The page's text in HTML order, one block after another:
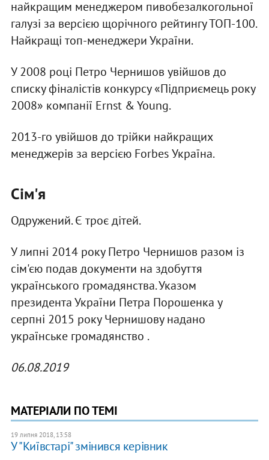
найкращим менеджером пивобезалкогольної
галузі за версією щорічного рейтингу ТОП-100.
Найкращі топ-менеджери України.
У 2008 році Петро Чернишов увійшов до
списку фіналістів конкурсу «Підприємець року
2008» компанії Ernst & Young.
2013-го увійшов до трійки найкращих
менеджерів за версією Forbes Україна.
Сім'я
Одружений. Є троє дітей.
У липні 2014 року Петро Чернишов разом із
сім'єю подав документи на здобуття
українського громадянства. Указом
президента України Петра Порошенка у
серпні 2015 року Чернишову надано
українське громадянство .
06.08.2019
МАТЕРІАЛИ ПО ТЕМІ
19 липня 2018, 13:58
У "Київстарі" змінився керівник